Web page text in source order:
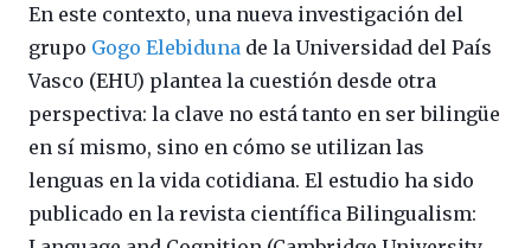
En este contexto, una nueva investigación del
grupo Gogo Elebiduna de la Universidad del País
Vasco (EHU) plantea la cuestión desde otra
perspectiva: la clave no está tanto en ser bilingüe
en sí mismo, sino en cómo se utilizan las
lenguas en la vida cotidiana. El estudio ha sido
publicado en la revista científica Bilingualism: